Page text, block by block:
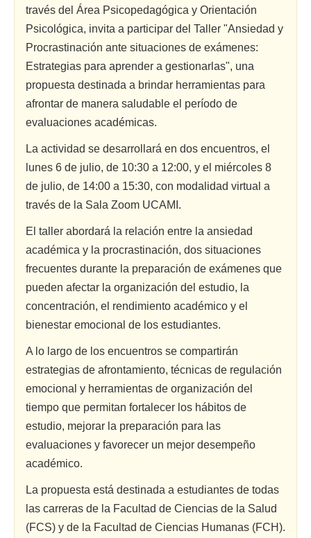
través del Área Psicopedagógica y Orientación
Psicológica, invita a participar del Taller "Ansiedad y
Procrastinación ante situaciones de exámenes:
Estrategias para aprender a gestionarlas", una
propuesta destinada a brindar herramientas para
afrontar de manera saludable el período de
evaluaciones académicas.
La actividad se desarrollará en dos encuentros, el
lunes 6 de julio, de 10:30 a 12:00, y el miércoles 8
de julio, de 14:00 a 15:30, con modalidad virtual a
través de la Sala Zoom UCAMI.
El taller abordará la relación entre la ansiedad
académica y la procrastinación, dos situaciones
frecuentes durante la preparación de exámenes que
pueden afectar la organización del estudio, la
concentración, el rendimiento académico y el
bienestar emocional de los estudiantes.
A lo largo de los encuentros se compartirán
estrategias de afrontamiento, técnicas de regulación
emocional y herramientas de organización del
tiempo que permitan fortalecer los hábitos de
estudio, mejorar la preparación para las
evaluaciones y favorecer un mejor desempeño
académico.
La propuesta está destinada a estudiantes de todas
las carreras de la Facultad de Ciencias de la Salud
(FCS) y de la Facultad de Ciencias Humanas (FCH).